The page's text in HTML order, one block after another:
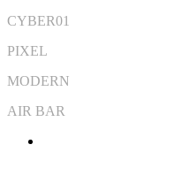
CYBER01
PIXEL
MODERN
AIR BAR